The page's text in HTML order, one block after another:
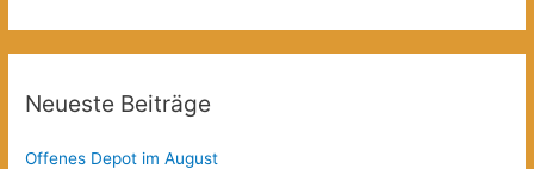
Neueste Beiträge
Offenes Depot im August